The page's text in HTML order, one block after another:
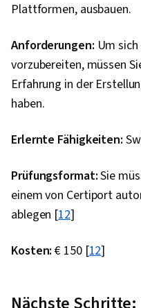
View-
(CSS),
Web,
Plattformen, ausbauen.
Anforderungen: Um
vorzubereiten, müssen
Erfahrung in der
haben.
Erlernte Fähigkeiten:
Prüfungsformat:Sie
einem von Certiport
ablegen [12]
Kosten: € 150 [12]